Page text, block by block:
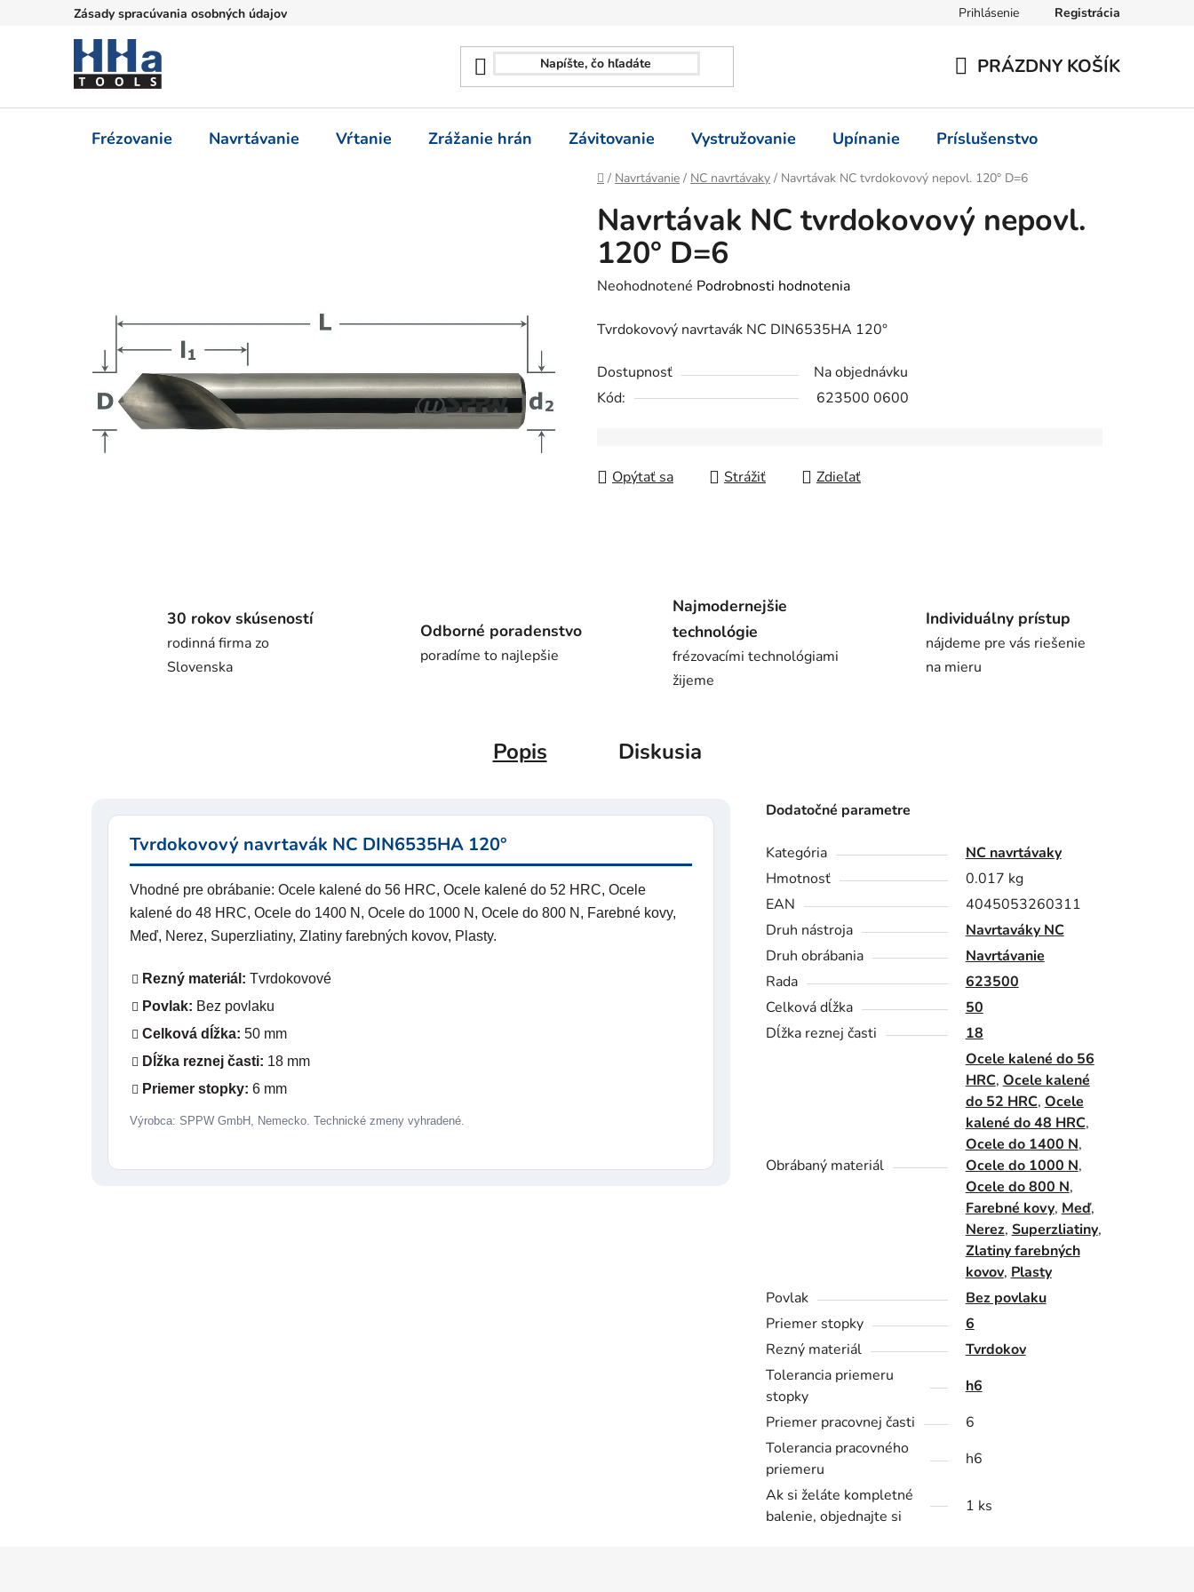
Zásady spracúvania osobných údajov Prihlásenie Registrácia
KOŠÍK
PRÁZDNY KOŠÍK
Frézovanie Navrtávanie Vŕtanie Zrážanie hrán Závitovanie Vystružovanie Upínanie Príslušenstvo
Domov
/ Navrtávanie / NC navrtávaky / Navrtávak NC tvrdokovový nepovl. 120° D=6
Navrtávak NC tvrdokovový nepovl.
120° D=6
Priemerné
produktu
0,0
z
Neohodnotené Podrobnosti hodnotenia
Tvrdokovový navrtavák NC DIN6535HA 120°
Dostupnosť
Na objednávku
Kód:
623500 0600
Opýtať sa Strážiť Zdieľať
30 rokov skúseností
rodinná firma zo
Slovenska
Odborné poradenstvo
poradíme to najlepšie
Najmodernejšie
technológie
frézovacími technológiami
žijeme
Individuálny prístup
nájdeme pre vás riešenie
na mieru
Popis Diskusia
Tvrdokovový navrtavák NC DIN6535HA 120°
Vhodné pre obrábanie: Ocele kalené do 56 HRC, Ocele kalené do 52 HRC, Ocele
kalené do 48 HRC, Ocele do 1400 N, Ocele do 1000 N, Ocele do 800 N, Farebné kovy,
Meď, Nerez, Superzliatiny, Zlatiny farebných kovov, Plasty.
Rezný materiál: Tvrdokovové
Povlak: Bez povlaku
Celková dĺžka: 50 mm
Dĺžka reznej časti: 18 mm
Priemer stopky: 6 mm
Výrobca: SPPW GmbH, Nemecko. Technické zmeny vyhradené.
Dodatočné parametre
Kategória
NC navrtávaky
Hmotnosť
0.017 kg
EAN
4045053260311
Druh nástroja
Navrtaváky NC
Druh obrábania
Navrtávanie
Rada
623500
Celková dĺžka
50
Dĺžka reznej časti
18
Obrábaný materiál
Ocele kalené do 56
HRC, Ocele kalené
do 52 HRC, Ocele
kalené do 48 HRC,
Ocele do 1400 N,
Ocele do 1000 N,
Ocele do 800 N,
Farebné kovy, Meď,
Nerez, Superzliatiny,
Zlatiny farebných
kovov, Plasty
Povlak
Bez povlaku
Priemer stopky
6
Rezný materiál
Tvrdokov
Tolerancia priemeru
stopky
h6
Priemer pracovnej časti
6
Tolerancia pracovného
priemeru
h6
Ak si želáte kompletné
balenie, objednajte si
1 ks